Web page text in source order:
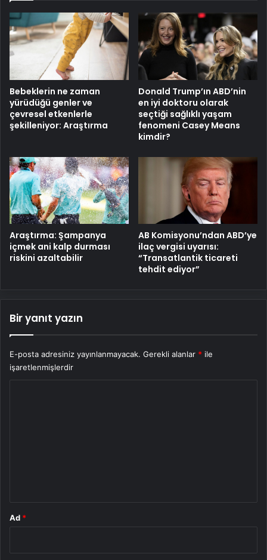
Bebeklerin ne zaman
yürüdüğü genler ve
çevresel etkenlerle
şekilleniyor: Araştırma
Donald Trump’ın ABD’nin
en iyi doktoru olarak
seçtiği sağlıklı yaşam
fenomeni Casey Means
kimdir?
Araştırma: Şampanya
içmek ani kalp durması
riskini azaltabilir
AB Komisyonu’ndan ABD’ye
ilaç vergisi uyarısı:
“Transatlantik ticareti
tehdit ediyor”
Bir yanıt yazın
E-posta adresiniz yayınlanmayacak. Gerekli alanlar * ile
işaretlenmişlerdir
Ad *